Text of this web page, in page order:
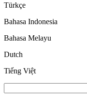
Türkçe
Bahasa Indonesia
Bahasa Melayu
Dutch
Tiếng Việt